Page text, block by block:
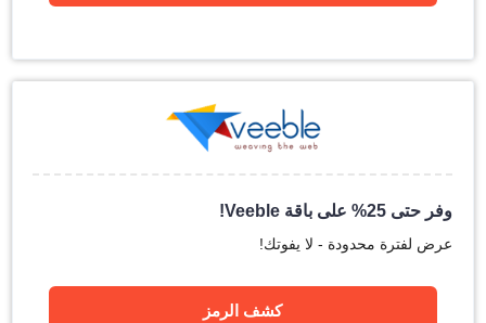
وفر حتى 25% على باقة Veeble!
عرض لفترة محدودة - لا يفوتك!
كشف الرمز